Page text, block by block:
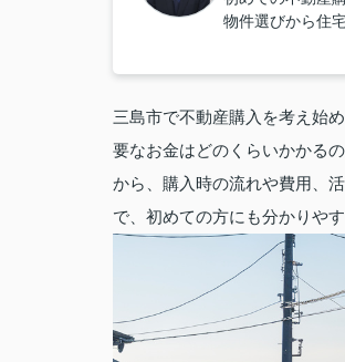
物件選びから住
三島市で不動産購入を考え始
要なお金はどのくらいかかる
から、購入時の流れや費用、
で、初めての方にも分かりや